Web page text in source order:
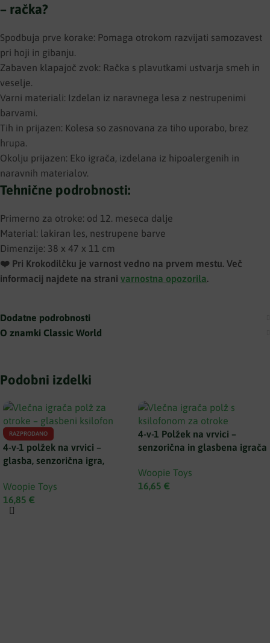
– račka?
Spodbuja prve korake: Pomaga otrokom razvijati samozavest
pri hoji in gibanju.
Zabaven klapajoč zvok: Račka s plavutkami ustvarja smeh in
veselje.
Varni materiali: Izdelan iz naravnega lesa z nestrupenimi
barvami.
Tih in prijazen: Kolesa so zasnovana za tiho uporabo, brez
hrupa.
Okolju prijazen: Eko igrača, izdelana iz hipoalergenih in
naravnih materialov.
Tehnične podrobnosti:
Primerno za otroke: od 12. meseca dalje
Material: lakiran les, nestrupene barve
Dimenzije: 38 x 47 x 11 cm
❤️ ️Pri Krokodilčku je varnost vedno na prvem mestu. Več
informacij najdete na strani varnostna opozorila.
Dodatne podrobnosti
O znamki Classic World
Podobni izdelki
RAZPRODANO
4-v-1 polžek na vrvici –
glasba, senzorična igra,
Woopie Toys
16,85 €
4-v-1 Polžek na vrvici –
senzorična in glasbena igrača
Woopie Toys
16,65 €